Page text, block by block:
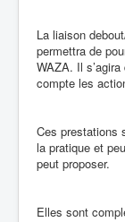
La liaison
permettra de
WAZA. Il
compte les
Ces prestations
la pratique et
peut proposer.
Elles sont